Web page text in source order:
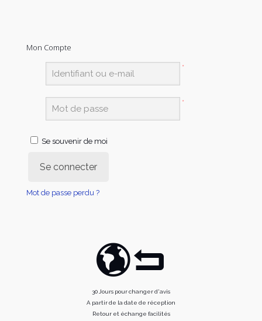
Mon Compte
*
*
Se souvenir de moi
Se connecter
Mot de passe perdu ?
30 Jours pour changer d'avis
A partir de la date de réception
Retour et échange facilités